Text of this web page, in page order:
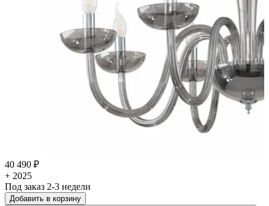
40 490 ₽
+ 2025
Под заказ 2-3 недели
Добавить в корзину